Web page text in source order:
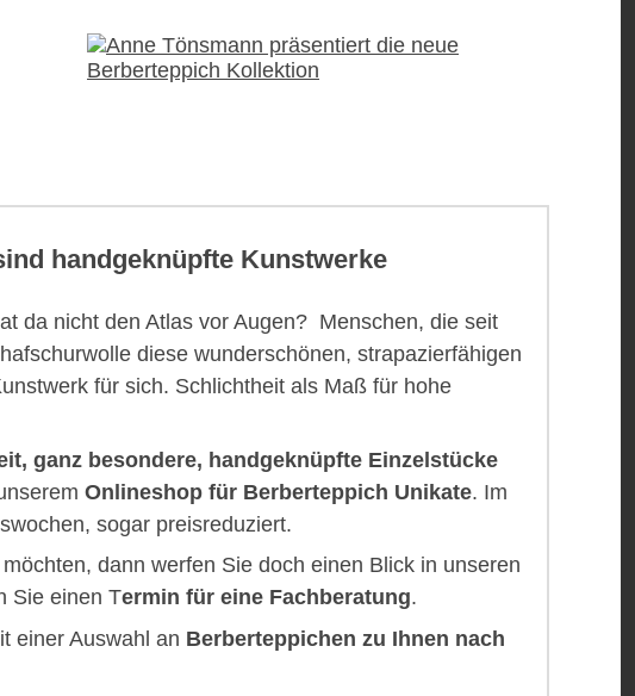
handgeknüpfte Kunstwerke
da nicht den Atlas vor Augen? Menschen, die seit
diese wunderschönen, strapazierfähigen
für sich. Schlichtheit als Maß für hohe
ganz besondere, handgeknüpfte Einzelstücke
Onlineshop für Berberteppich Unikate. Im
sogar preisreduziert.
dann werfen Sie doch einen Blick in unseren
Sie einen Termin für eine Fachberatung.
einer Auswahl an Berberteppichen zu Ihnen nach